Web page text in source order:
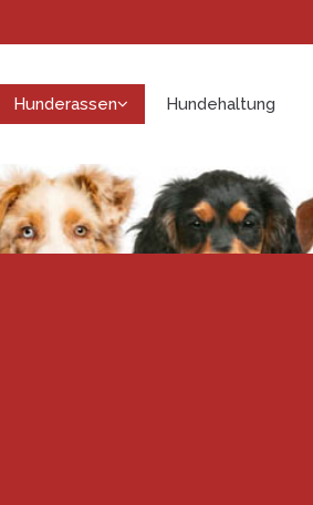
Hunderassen Hundehaltung